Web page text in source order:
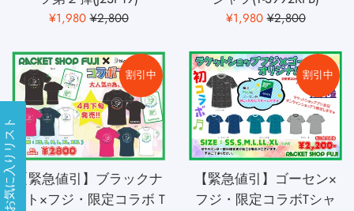
販
価
格
¥1,980通
価
格
¥2,800
販
価
格
¥1,980通
価
格
¥2,800
【緊急値引】ブラックナ
イト×フジ・限定コラボ T
割引中
【緊急値引】ゴーセン×
フジ・限定コラボTシャ
割引中
お気に入りリスト